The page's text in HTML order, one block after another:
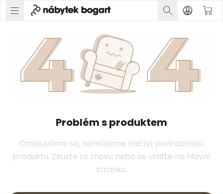
Problém s produktem
Omlouváme se, nemůžeme načíst podrobnosti
produktu. Zkuste to znovu nebo se vraťte na hlavní
stránku.